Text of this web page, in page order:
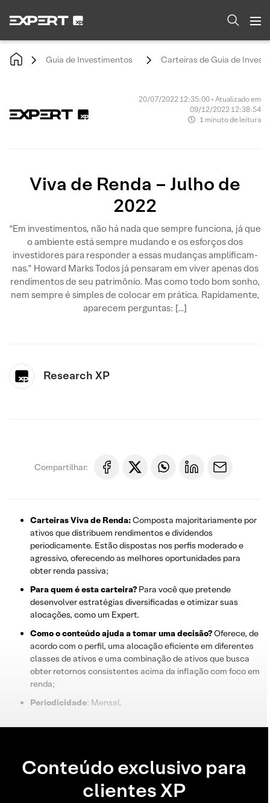
Guia de Investimentos Carteiras de Guia de
20/07/2022 12:35:00 • Atualizado em
09/12/2022 12:38:54
1 minuto de leitura
Viva de Renda – Julho de
2022
“Em investimentos, não há nada que sempre funciona, já que
o ambiente está sempre mudando e os esforços dos
investidores para responder a essas mudanças amplificam-
nas.” Howard Marks Todos já pensaram em viver apenas dos
rendimentos de seu patrimônio. Mas como todo bom sonho,
nem sempre é simples de colocar em prática. Rapidamente,
aparecem perguntas: […]
Research XP
Compartilhar:
Carteiras Viva de Renda:Composta majoritariamente por
ativos que distribuem rendimentos e dividendos
periodicamente. Estão dispostas nos perfis moderado e
agressivo, oferecendo as melhores oportunidades para
obter renda passiva;
Para quem é esta carteira? Para você que pretende
desenvolver estratégias diversificadas e otimizar suas
alocações, como um Expert.
Como o conteúdo ajuda a tomar uma decisão?Oferece, de
acordo com o perfil, uma alocação eficiente em diferentes
classes de ativos e uma combinação de ativos que busca
obter retornos consistentes acima da inflação com foco em
renda;
Periodicidade: Mensal.
Conteúdo exclusivo para
clientes XP